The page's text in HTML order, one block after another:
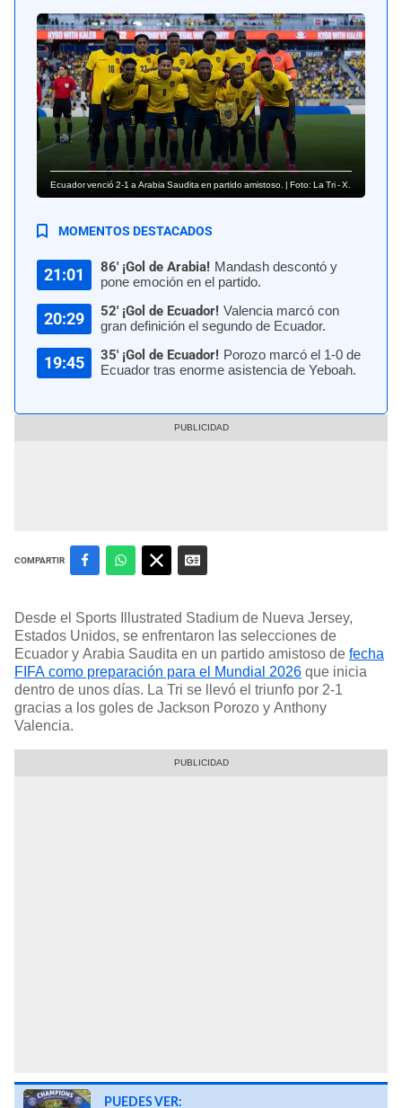
Ecuador venció 2-1 a Arabia Saudita en partido amistoso. | Foto: La Tri - X.
MOMENTOS DESTACADOS
21:01 86' ¡Gol de Arabia! Mandash descontó y
pone emoción en el partido.
20:29 52' ¡Gol de Ecuador! Valencia marcó con
gran definición el segundo de Ecuador.
19:45 35' ¡Gol de Ecuador! Porozo marcó el 1-0 de
Ecuador tras enorme asistencia de Yeboah.
COMPARTIR
Desde el Sports Illustrated Stadium de Nueva Jersey,
Estados Unidos, se enfrentaron las selecciones de
Ecuador y Arabia Saudita en un partido amistoso de fecha
FIFA como preparación para el Mundial 2026 que inicia
dentro de unos días. La Tri se llevó el triunfo por 2-1
gracias a los goles de Jackson Porozo y Anthony
Valencia.
PUEDES VER: